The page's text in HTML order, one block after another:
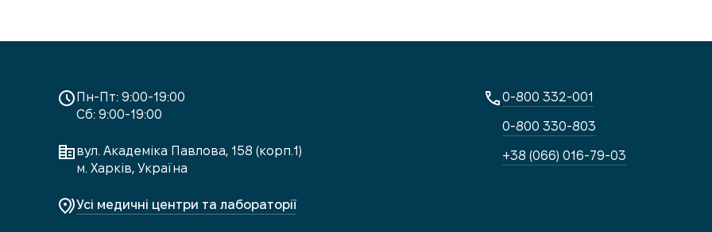
Пн-Пт: 9:00-19:00
Сб: 9:00-19:00
вул. Академіка Павлова, 158 (корп.1)
м. Харків, Україна
Усі медичні центри та лабораторії
0-800 332-001
0-800 330-803
+38 (066) 016-79-03